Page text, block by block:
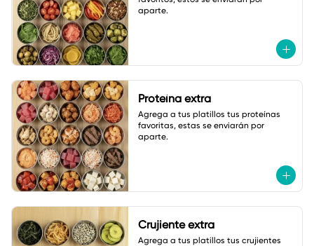
aparte.
Proteína extra
Agrega a tus platillos tus proteínas
favoritas, estas se enviarán por
aparte.
Crujiente extra
Agrega a tus platillos tus crujientes